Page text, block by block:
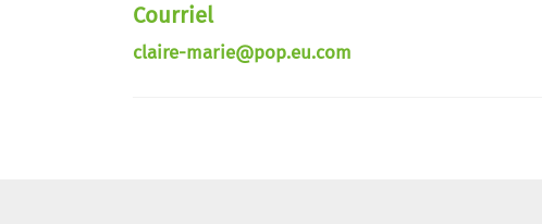
Courriel
claire-marie@pop.eu.com